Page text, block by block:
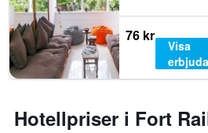
76 kr
Visa
Hotellpriser i Fort